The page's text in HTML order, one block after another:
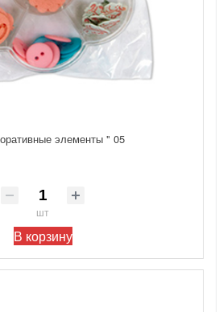
элементы " 05
шт
В корзину